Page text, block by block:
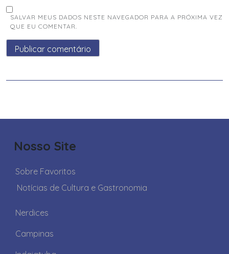
SALVAR MEUS DADOS NESTE NAVEGADOR PARA A PRÓXIMA VEZ
QUE EU COMENTAR.
Nosso Site
Sobre Favoritos
Notícias de Cultura e Gastronomia
Nerdices
Campinas